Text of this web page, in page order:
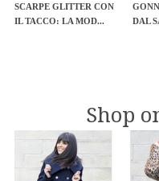
SCARPE GLITTER CON
IL TACCO: LA MOD...
DAL
Shop